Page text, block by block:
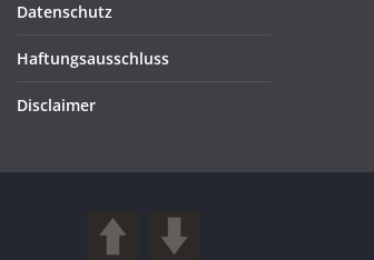
Datenschutz
Haftungsausschluss
Disclaimer